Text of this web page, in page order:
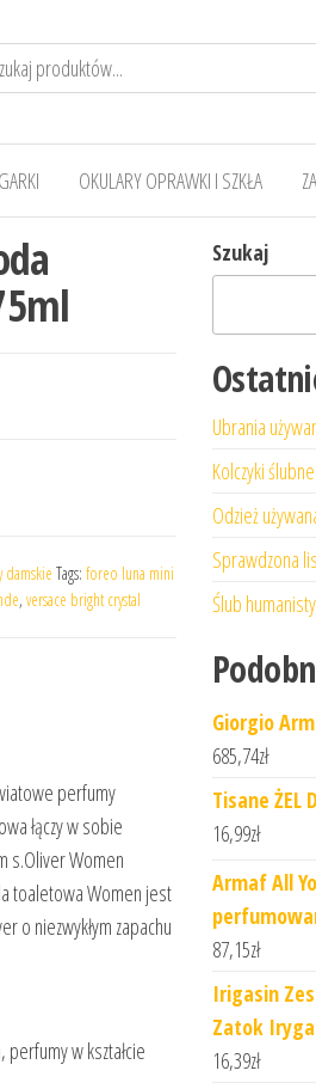
OKULARY OPRAWKI I SZKŁA
damskie Tags: foreo luna mini
, versace bright crystal
perfumy
łączy w sobie
s.Oliver Women
toaletowa Women jest
o niezwykłym zapachu
w kształcie
Szukaj
Ubrania
Kolczyki
Odzież
Sprawdzona
Ślub
Giorgio
685,74zł
Tisane ŻEL
16,99zł
Armaf All
87,15zł
Irigasin
Zatok
16,39zł